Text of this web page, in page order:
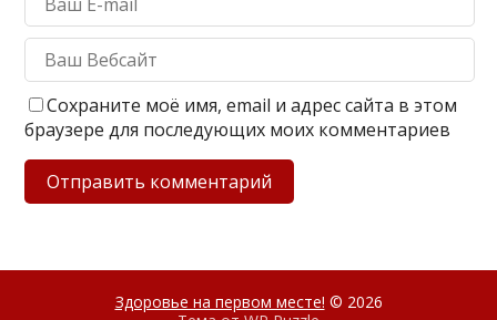
Сохраните моё имя, email и адрес сайта в этом
браузере для последующих моих комментариев
Здоровье на первом месте! © 2026